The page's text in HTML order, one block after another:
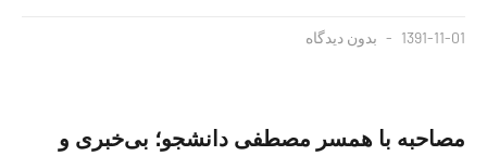
1391-11-01 بدون دیدگاه
مصاحبه با همسر مصطفی دانشجو؛ بی‌خبری و